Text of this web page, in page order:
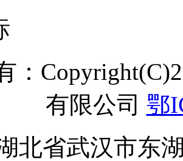
：
有限公司 鄂
北省武汉市东